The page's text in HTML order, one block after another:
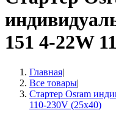
151 4-22W
Главная|
Все товары|
Стартер Osram
110-230V (25х40)